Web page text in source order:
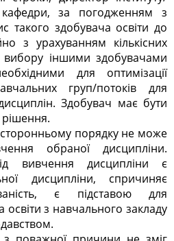
кафедри, за погодженням з
такого здобувача освіти до
з урахуванням кількісних
вибору іншими здобувачами
для оптимізації
груп/потоків для
Здобувач має бути
порядку не може
обраної дисципліни.
вивчення дисципліни є
дисципліни, спричиняє
є підставою для
освіти з навчального закладу